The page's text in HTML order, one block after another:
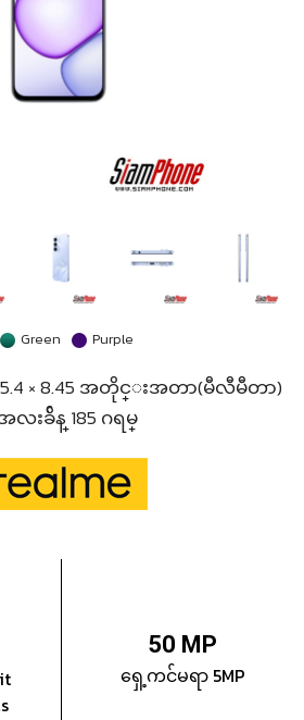
Green Purple
75.4 × 8.45 အတိုင္းအတာ(မီလီမီတာ)
လးခ်ိန္ 185 ဂရမ္
50 MP
ရှေ့ကင်မရာ 5MP